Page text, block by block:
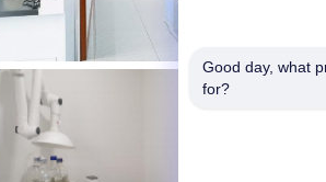
Good day, what
for?